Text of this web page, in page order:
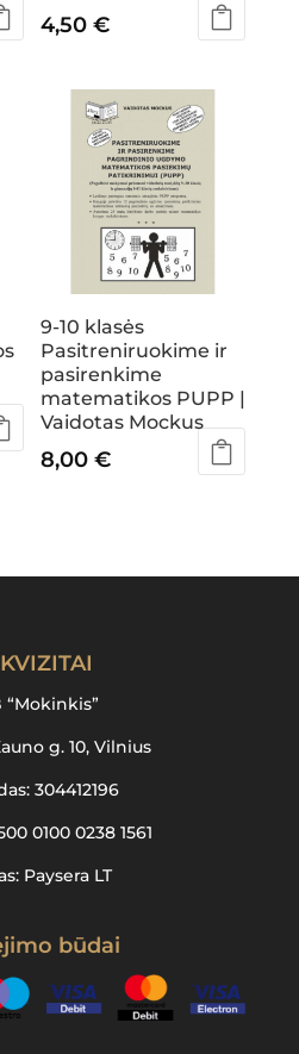
4,50€
9-10 klasės
Pasitreniruokime ir
pasirenkime
matematikos PUPP |
Vaidotas Mockus
8,00€
“Mokinkis”
g. 10, Vilnius
304412196
0100 0238 1561
Paysera LT
būdai